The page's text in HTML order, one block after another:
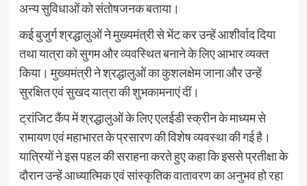
अन्य सुविधाओं को संतोषजनक बताया।
कई बुजुर्ग श्रद्धालुओं ने मुख्यमंत्री से भेंट कर उन्हें आशीर्वाद दिया
तथा यात्रा को सुगम और व्यवस्थित बनाने के लिए आभार व्यक्त
किया। मुख्यमंत्री ने श्रद्धालुओं का कुशलक्षेम जाना और उन्हें
सुरक्षित एवं सुखद यात्रा की शुभकामनाएं दीं।
ट्रांजिट कैंप में श्रद्धालुओं के लिए एलईडी स्क्रीन के माध्यम से
रामायण एवं महाभारत के प्रसारण की विशेष व्यवस्था की गई है।
यात्रियों ने इस पहल की सराहना करते हुए कहा कि इससे प्रतीक्षा के
दौरान उन्हें आध्यात्मिक एवं सांस्कृतिक वातावरण का अनुभव हो रहा